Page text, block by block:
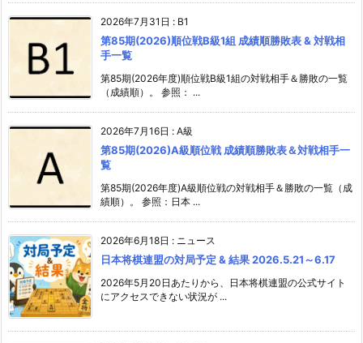
2026年7月31日 : B1
第85期(2026)順位戦B級1組 成績順勝敗表 & 対戦相
手一覧
第85期(2026年度)順位戦B級1組の対戦相手＆勝敗の一覧
（成績順）。 参照： ...
2026年7月16日 : A級
第85期(2026)A級順位戦 成績順勝敗表＆対戦相手一
覧
第85期(2026年度)A級順位戦の対戦相手＆勝敗の一覧（成
績順）。 参照：日本 ...
2026年6月18日 : ニュース
日本将棋連盟の対局予定 & 結果 2026.5.21～6.17
2026年5月20日あたりから、日本将棋連盟の公式サイト
にアクセスできない状況が ...